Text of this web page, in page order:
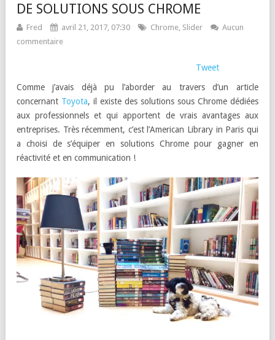
DE SOLUTIONS SOUS CHROME
Fred avril 21, 2017, 07:30 Chrome, Slider
Aucun
commentaire
Tweet
Comme j’avais déjà pu l’aborder au travers d’un article
concernant Toyota, il existe des solutions sous Chrome dédiées
aux professionnels et qui apportent de vrais avantages aux
entreprises. Très récemment, c’est l’American Library in Paris qui
a choisi de s’équiper en solutions Chrome pour gagner en
réactivité et en communication !